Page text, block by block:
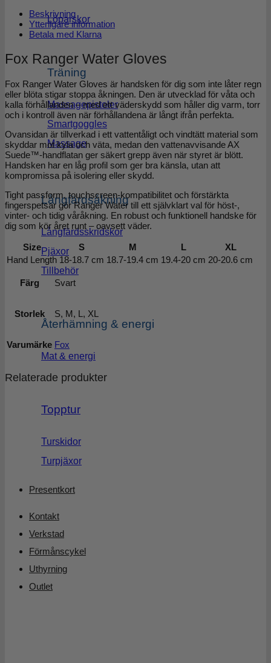
Löparskor
Träning
Massagepistoler
Smartgoggles
Massage
Långfärdsåkning
Långfärdsskridskor
Pjäxor
Tillbehör
Återhämning & energi
Mat & energi
Topptur
Turskidor
Turpjäxor
Presentkort
Kontakt
Verkstad
Förmånscykel
Uthyrning
Outlet
Beskrivning
Ytterligare information
Betala med Klarna
Fox Ranger Water Gloves
Fox Ranger Water Gloves är handsken för dig som inte låter regn
eller blöta stigar stoppa åkningen. Den är utvecklad för våta och
kalla förhållanden – med ett väderskydd som håller dig varm, torr
och i kontroll även när förhållandena är långt ifrån perfekta.
Ovansidan är tillverkad i ett vattentåligt och vindtätt material som
skyddar mot kyla och väta, medan den vattenavvisande AX
Suede™-handflatan ger säkert grepp även när styret är blött.
Handsken har en låg profil som ger bra känsla, utan att
kompromissa på isolering eller skydd.
Tight passform, touchscreen-kompatibilitet och förstärkta
fingerspetsar gör Ranger Water till ett självklart val för höst-,
vinter- och tidig våråkning. En robust och funktionell handske för
dig som kör året runt – oavsett väder.
Size S M L
XL
Hand Length 18-18.7 cm 18.7-19.4 cm 19.4-20 cm 20-20.6 cm
Färg Svart
Storlek S, M, L, XL
Varumärke Fox
Relaterade produkter